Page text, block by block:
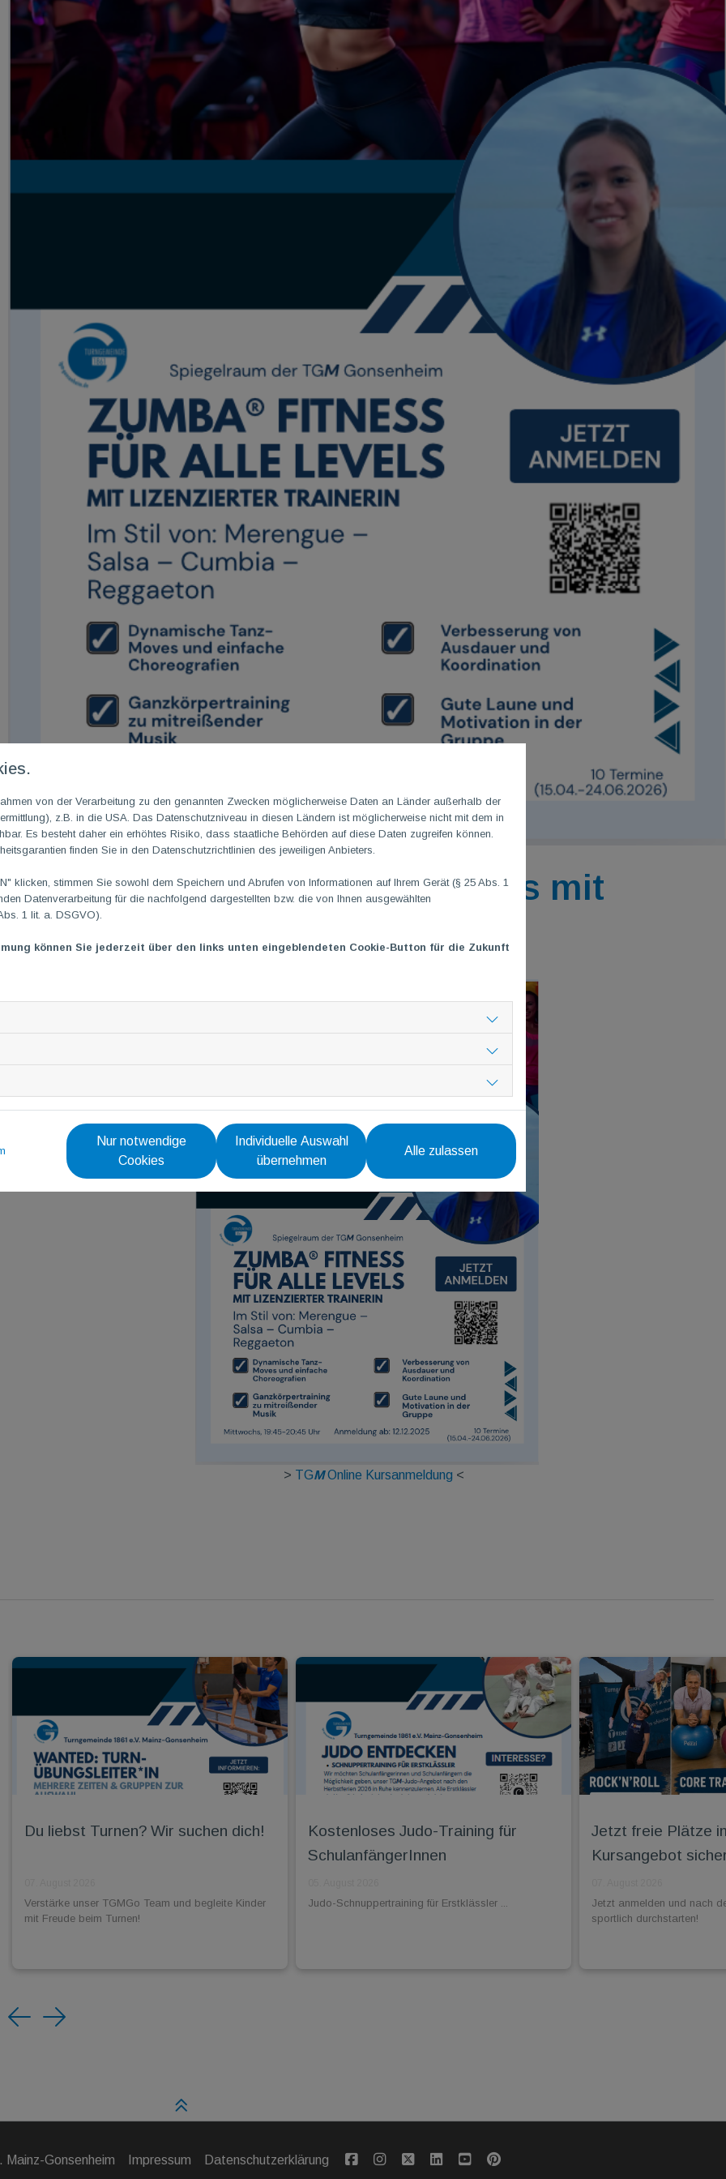
TGMGo Zumba® für alle Levels mit
Julietta – Jetzt anmelden ...
> TGMOnline Kursanmeldung <
Du liebst Turnen? Wir suchen dich!
Verstärke unser TGMGo Team und begleite Kinder
mit Freude beim Turnen!
Kostenloses Judo-Training für
SchulanfängerInnen
Judo-Schnuppertraining für Erstklässler ...
Jetzt freie Plätze
Kursangebot
Jetzt anmelden und nach
sportlich durchstarten!
Previous
Next
Mainz-Gonsenheim Impressum Datenschutzerklärung
von der Verarbeitung zu den genannten Zwecken möglicherweise Daten an Länder außerhalb der
z.B. in die USA. Das Datenschutzniveau in diesen Ländern ist möglicherweise nicht mit dem in
Es besteht daher ein erhöhtes Risiko, dass staatliche Behörden auf diese Daten zugreifen können.
finden Sie in den Datenschutzrichtlinien des jeweiligen Anbieters.
klicken, stimmen Sie sowohl dem Speichern und Abrufen von Informationen auf Ihrem Gerät (§ 25 Abs. 1
Datenverarbeitung für die nachfolgend dargestellten bzw. die von Ihnen ausgewählten
1 lit. a. DSGVO).
können Sie jederzeit über den links unten eingeblendeten Cookie-Button für die Zukunft
Nur notwendige
Cookies
Individuelle Auswahl
übernehmen
Alle zulassen